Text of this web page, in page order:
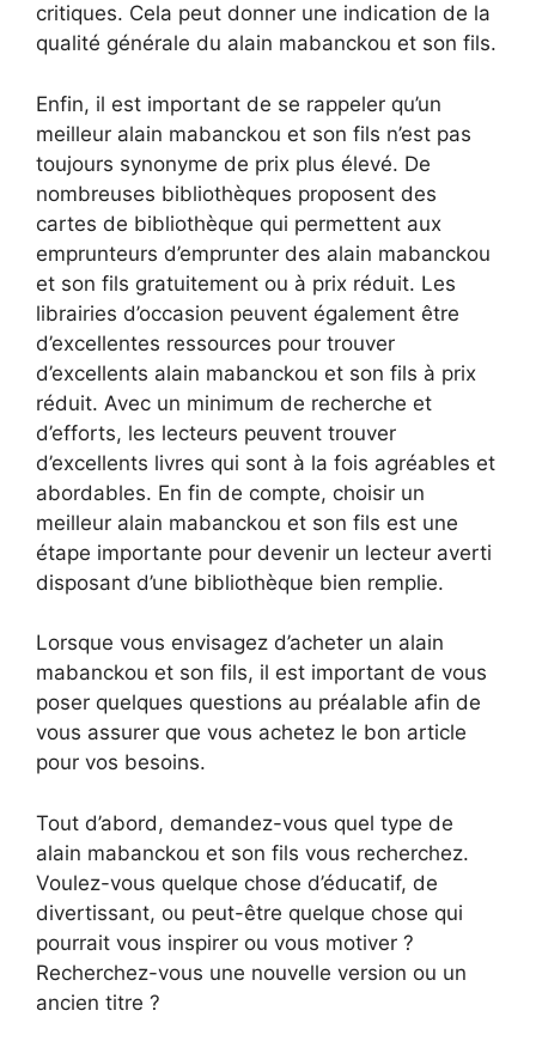
critiques. Cela peut donner une indication de la
qualité générale du alain mabanckou et son fils.
Enfin, il est important de se rappeler qu’un
meilleur alain mabanckou et son fils n’est pas
toujours synonyme de prix plus élevé. De
nombreuses bibliothèques proposent des
cartes de bibliothèque qui permettent aux
emprunteurs d’emprunter des alain mabanckou
et son fils gratuitement ou à prix réduit. Les
librairies d’occasion peuvent également être
d’excellentes ressources pour trouver
d’excellents alain mabanckou et son fils à prix
réduit. Avec un minimum de recherche et
d’efforts, les lecteurs peuvent trouver
d’excellents livres qui sont à la fois agréables et
abordables. En fin de compte, choisir un
meilleur alain mabanckou et son fils est une
étape importante pour devenir un lecteur averti
disposant d’une bibliothèque bien remplie.
Lorsque vous envisagez d’acheter un alain
mabanckou et son fils, il est important de vous
poser quelques questions au préalable afin de
vous assurer que vous achetez le bon article
pour vos besoins.
Tout d’abord, demandez-vous quel type de
alain mabanckou et son fils vous recherchez.
Voulez-vous quelque chose d’éducatif, de
divertissant, ou peut-être quelque chose qui
pourrait vous inspirer ou vous motiver ?
Recherchez-vous une nouvelle version ou un
ancien titre ?